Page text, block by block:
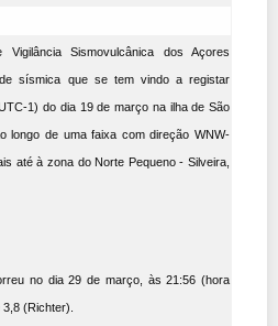
Sismovulcânica dos Açores
sísmica que se tem vindo a registar
1) do dia 19 de março na ilha de São
longo de uma faixa com direção WNW-
até à zona do Norte Pequeno - Silveira,
no dia 29 de março, às 21:56 (hora
(Richter).